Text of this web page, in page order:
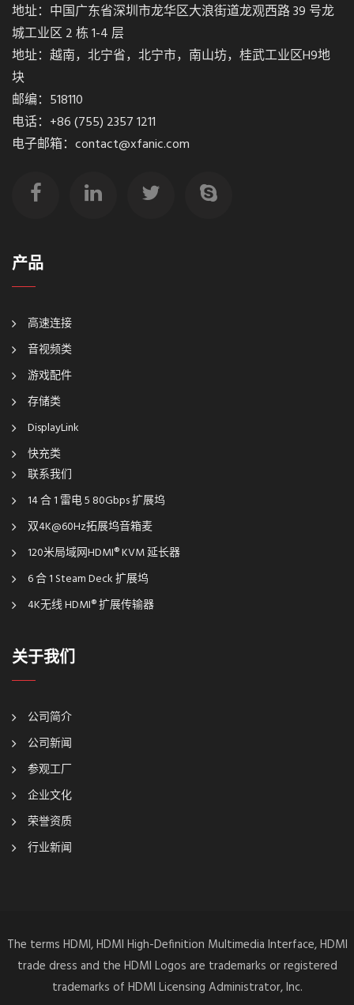
地址：中国广东省深圳市龙华区大浪街道龙观西路 39 号龙
城工业区 2 栋 1-4 层
地址：越南，北宁省，北宁市，南山坊，桂武工业区H9地
块
邮编：518110
电话：+86 (755) 2357 1211
电子邮箱：contact@xfanic.com
产品
高速连接
音视频类
游戏配件
存储类
DisplayLink
快充类
联系我们
14 合 1 雷电 5 80Gbps 扩展坞
双4K@60Hz拓展坞音箱麦
120米局域网HDMI® KVM 延长器
6 合 1 Steam Deck 扩展坞
4K无线 HDMI® 扩展传输器
关于我们
公司简介
公司新闻
参观工厂
企业文化
荣誉资质
行业新闻
The terms HDMI, HDMI High-Definition Multimedia Interface, HDMI
trade dress and the HDMI Logos are trademarks or registered
trademarks of HDMI Licensing Administrator, Inc.